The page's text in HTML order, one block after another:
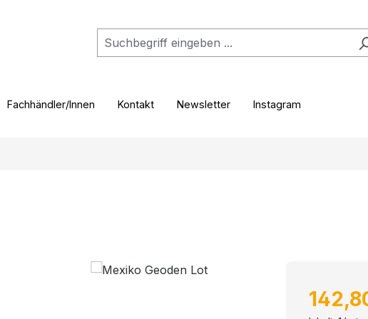
Fachhändler/Innen Kontakt Newsletter Instagram